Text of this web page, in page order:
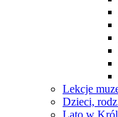
Lekcje
Dzieci,
Lato w